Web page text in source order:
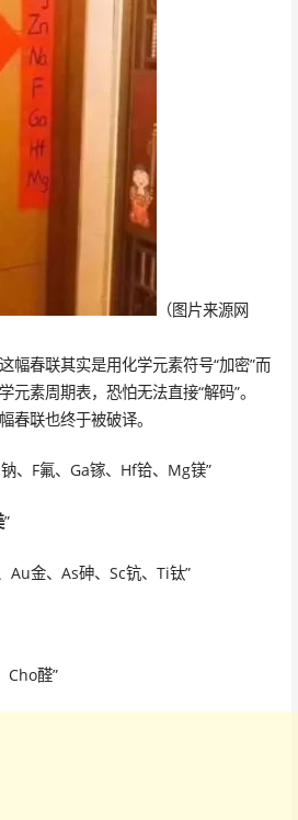
（图片来源网
幅春联其实是用化学元素符号“加密”而
元素周期表，恐怕无法直接“解码”。
春联也终于被破译。
、F氟、Ga镓、Hf铪、Mg镁”
”
Au金、As砷、Sc钪、Ti钛”
Cho醛”